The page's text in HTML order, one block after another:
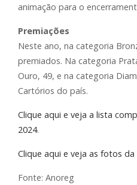
animação para o
Premiações
Neste ano, na categoria
premiados. Na categoria
Ouro, 49, e na categoria
Cartórios do país.
Clique aqui e veja a lista
2024.
Clique aqui e veja as fotos
Fonte: Anoreg